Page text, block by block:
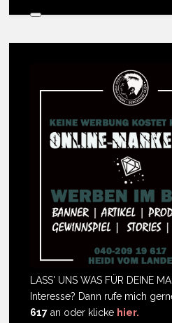
LASS' UNS WAS FÜR DEINE
Interesse? Dann rufe mich
617 an oder klicke hier.